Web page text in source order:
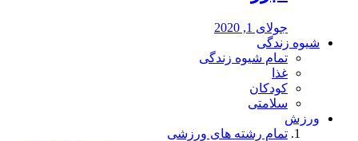
جولای 1, 2020
شیوه زندگی
تمام شیوه زندگی
غذا
کودکان
سلامتی
ورزش
تمام رشته های ورزشی